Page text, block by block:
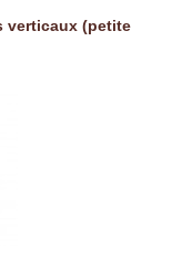
verticaux (petite